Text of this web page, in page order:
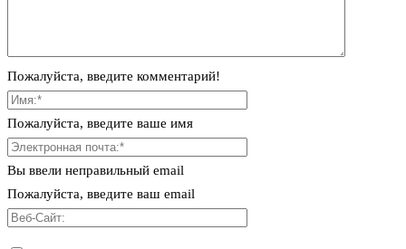
Пожалуйста, введите комментарий!
Пожалуйста, введите ваше имя
Вы ввели неправильный email
Пожалуйста, введите ваш email